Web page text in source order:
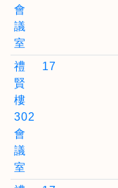
會
議
室
禮
賢
樓
302
會
議
室
17